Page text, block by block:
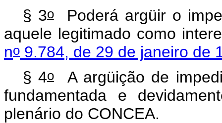
§ 3oPoderá argüir o
aquele legitimado como
no 9.784, de 29 de janeiro de
§ 4oA argüição de
fundamentada e
plenário do CONCEA.